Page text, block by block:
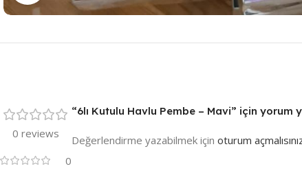
0 reviews
0
“6lı Kutulu Havlu Pembe – Mavi” için yorum
Değerlendirme yazabilmek için oturum